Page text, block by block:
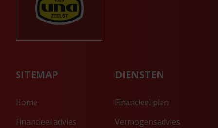
SITEMAP
Home
Financieel advies
DIENSTEN
Financieel plan
Vermogensadvies